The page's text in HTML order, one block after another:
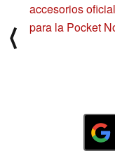
⟨
accesorios
para la Pocket